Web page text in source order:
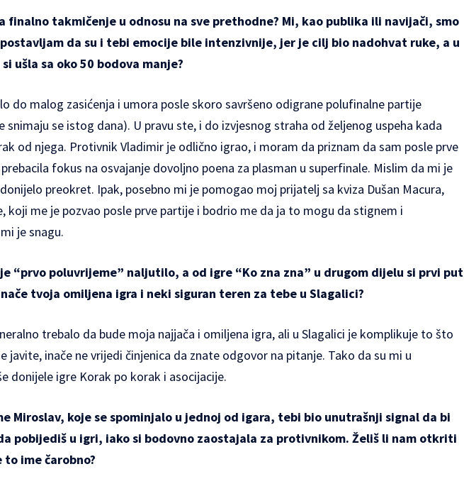
finalno takmičenje u odnosu na sve prethodne? Mi, kao publika ili navijači, smo
da su i tebi emocije bile intenzivnije, jer je cilj bio nadohvat ruke, a u
ušla sa oko 50 bodova manje?
do malog zasićenja i umora posle skoro savršeno odigrane polufinalne partije
snimaju se istog dana). U pravu ste, i do izvjesnog straha od željenog uspeha kada
od njega. Protivnik Vladimir je odlično igrao, i moram da priznam da sam posle prve
fokus na osvajanje dovoljno poena za plasman u superfinale. Mislim da mi je
preokret. Ipak, posebno mi je pomogao moj prijatelj sa kviza Dušan Macura,
koji me je pozvao posle prve partije i bodrio me da ja to mogu da stignem i
je snagu.
“prvo poluvrijeme” naljutilo, a od igre “Ko zna zna” u drugom dijelu si prvi put
tvoja omiljena igra i neki siguran teren za tebe u Slagalici?
trebalo da bude moja najjača i omiljena igra, ali u Slagalici je komplikuje to što
javite, inače ne vrijedi činjenica da znate odgovor na pitanje. Tako da su mi u
donijele igre Korak po korak i asocijacije.
Miroslav, koje se spominjalo u jednoj od igara, tebi bio unutrašnji signal da bi
pobijediš u igri, iako si bodovno zaostajala za protivnikom. Želiš li nam otkriti
ime čarobno?